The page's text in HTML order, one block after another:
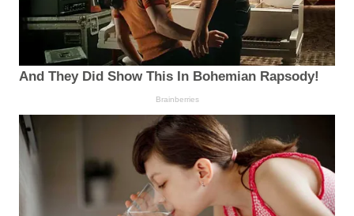
And They Did Show This In Bohemian Rapsody!
Brainberries